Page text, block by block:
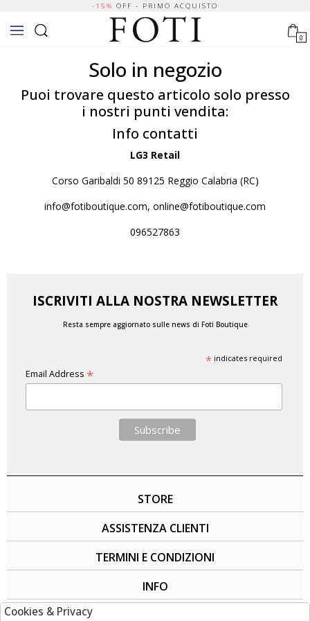
-15% OFF - PRIMO ACQUISTO
0
Solo in negozio
Puoi trovare questo articolo solo presso
i nostri punti vendita:
Info contatti
LG3 Retail
Corso Garibaldi 50 89125 Reggio Calabria (RC)
info@fotiboutique.com, online@fotiboutique.com
096527863
ISCRIVITI ALLA NOSTRA NEWSLETTER
Resta sempre aggiornato sulle news di Foti Boutique
*indicates required
Email Address *
STORE
ASSISTENZA CLIENTI
TERMINI E CONDIZIONI
INFO
Cookies & Privacy